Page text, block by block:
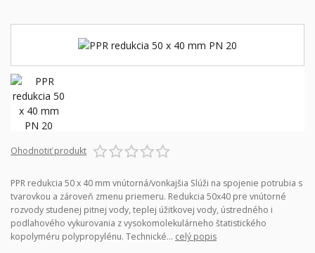
Ohodnotiť produkt
PPR redukcia 50 x 40 mm vnútorná/vonkajšia Slúži na spojenie potrubia s
tvarovkou a zároveň zmenu priemeru. Redukcia 50x40 pre vnútorné
rozvody studenej pitnej vody, teplej úžitkovej vody, ústredného i
podlahového vykurovania z vysokomolekulárneho štatistického
kopolyméru polypropylénu. Technické... celý popis